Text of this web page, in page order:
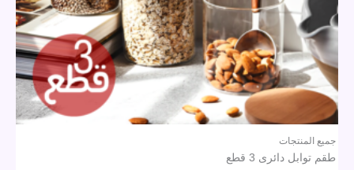
جميع المنتجات
طقم توابل دائرى 3 قطع